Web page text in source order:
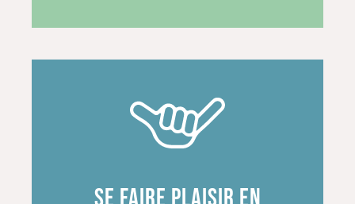
Laguna, où vous pouvez choisir entre une
excursion en kayak ou une session de grimpette
sur les reliefs rocheux qui s'élèvent entre les